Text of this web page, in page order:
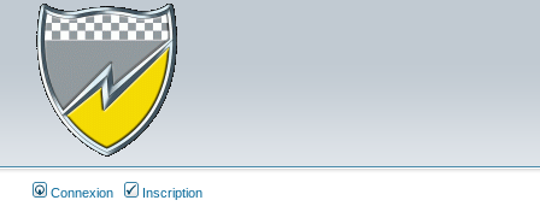
Connexion Inscription